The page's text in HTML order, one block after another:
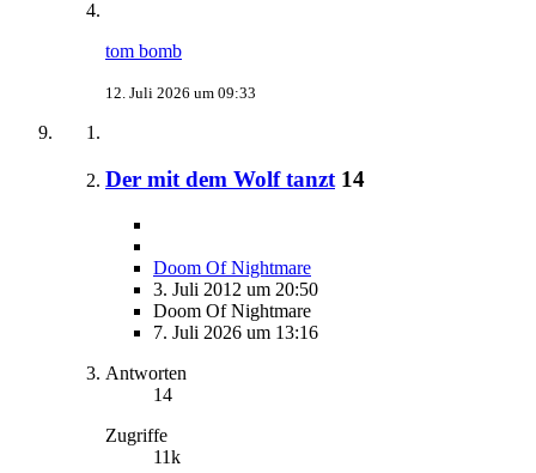
tom bomb
12. Juli 2026 um 09:33
Der mit dem Wolf tanzt 14
Doom Of Nightmare
3. Juli 2012 um 20:50
Doom Of Nightmare
7. Juli 2026 um 13:16
Antworten
14
Zugriffe
11k